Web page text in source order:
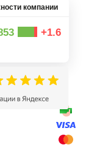
компании
+1.6